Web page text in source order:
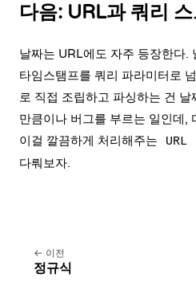
다음: URL과 쿼리
날짜는 URL에도 자주 등장한다.
타임스탬프를 쿼리 파라미터로
로 직접 조립하고 파싱하는 건
만큼이나 버그를 부르는 일인데,
이걸 깔끔하게 처리해주는
URL
다뤄보자.
이전
정규식